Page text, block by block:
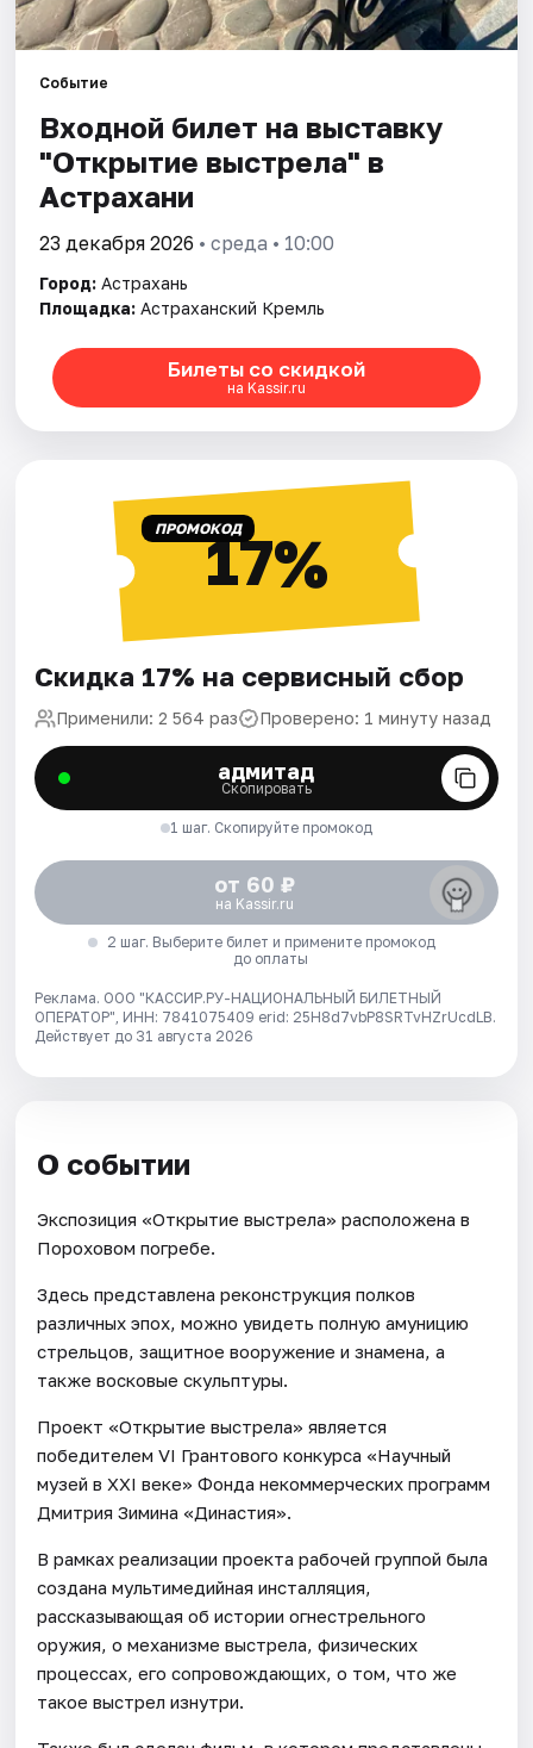
Событие
Входной билет на выставку
"Открытие выстрела" в
Астрахани
23 декабря 2026 • среда • 10:00
Город: Астрахань
Площадка: Астраханский Кремль
Билеты со скидкой
на Kassir.ru
ПРОМОКОД17%
Скидка 17% на сервисный сбор
Применили: 2 564 раз Проверено: 1 минуту назад
адмитад
Скопировать
1 шаг. Скопируйте промокод
от 60 ₽
на Kassir.ru
2 шаг. Выберите билет и примените промокод
до оплаты
Реклама. ООО "КАССИР.РУ-НАЦИОНАЛЬНЫЙ БИЛЕТНЫЙ
ОПЕРАТОР", ИНН: 7841075409 erid: 25H8d7vbP8SRTvHZrUcdLB.
Действует до 31 августа 2026
О событии
Экспозиция «Открытие выстрела» расположена в
Пороховом погребе.
Здесь представлена реконструкция полков
различных эпох, можно увидеть полную амуницию
стрельцов, защитное вооружение и знамена, а
также восковые скульптуры.
Проект «Открытие выстрела» является
победителем VI Грантового конкурса «Научный
музей в XXI веке» Фонда некоммерческих программ
Дмитрия Зимина «Династия».
В рамках реализации проекта рабочей группой была
создана мультимедийная инсталляция,
рассказывающая об истории огнестрельного
оружия, о механизме выстрела, физических
процессах, его сопровождающих, о том, что же
такое выстрел изнутри.